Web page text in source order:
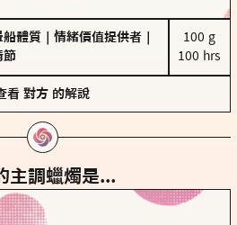
船體質 情緒價值提供者
節
100 g
100 hrs
看 對方 的解說
主調蠟燭是...